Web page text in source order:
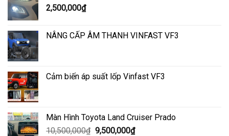
2,500,000₫
NÂNG CẤP ÂM THANH VINFAST VF3
Cảm biến áp suất lốp Vinfast VF3
Màn Hình Toyota Land Cruiser Prado
10,500,000₫ Giá
9,500,000₫Giá